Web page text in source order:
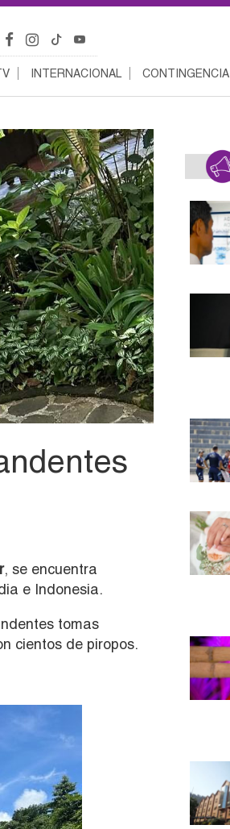
INTERNACIONAL CONTINGENCIA
, se encuentra
e Indonesia.
tomas
cientos de piropos.